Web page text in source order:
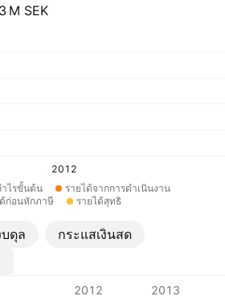
M‬ SEK
2012
ำไรขั้นต้น
รายได้จากการดำเนินงาน
ก่อนหักภาษี
รายได้สุทธิ
บดุล กระแสเงินสด
2012 2013